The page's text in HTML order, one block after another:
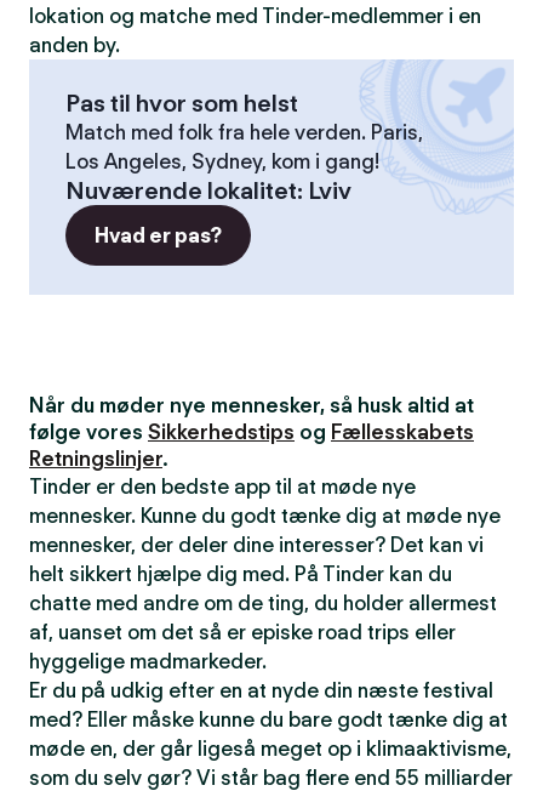
lokation og matche med Tinder-medlemmer i en
anden by.
Pas til hvor som helst
Match med folk fra hele verden. Paris,
Los Angeles, Sydney, kom i gang!
Nuværende lokalitet: Lviv
Hvad er pas?
Når du møder nye mennesker, så husk altid at
følge vores Sikkerhedstips og Fællesskabets
Retningslinjer.
Tinder er den bedste app til at møde nye
mennesker. Kunne du godt tænke dig at møde nye
mennesker, der deler dine interesser? Det kan vi
helt sikkert hjælpe dig med. På Tinder kan du
chatte med andre om de ting, du holder allermest
af, uanset om det så er episke road trips eller
hyggelige madmarkeder.
Er du på udkig efter en at nyde din næste festival
med? Eller måske kunne du bare godt tænke dig at
møde en, der går ligeså meget op i klimaaktivisme,
som du selv gør? Vi står bag flere end 55 milliarder